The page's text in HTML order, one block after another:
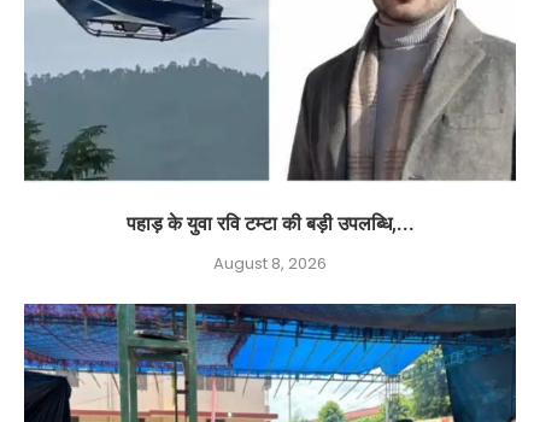
पहाड़ के युवा रवि टम्टा की बड़ी उपलब्धि,...
August 8, 2026